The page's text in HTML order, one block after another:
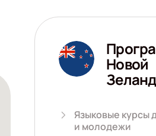
Новой
Языковые курсы
и молодежи